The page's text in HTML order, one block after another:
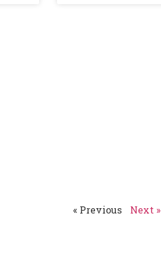
« Previous Next »